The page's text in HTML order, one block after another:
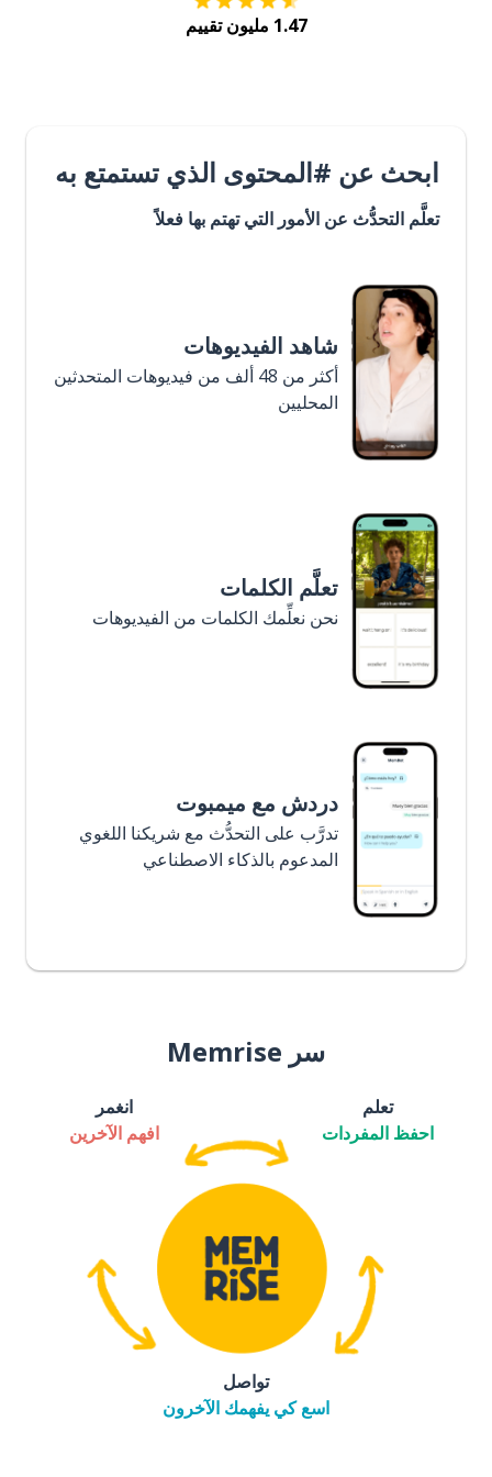
1.47 مليون تقييم
ابحث عن #المحتوى الذي تستمتع به
تعلَّم التحدُّث عن الأمور التي تهتم بها فعلاً
شاهد الفيديوهات
أكثر من 48 ألف من فيديوهات المتحدثين
المحليين
تعلَّم الكلمات
نحن نعلِّمك الكلمات من الفيديوهات
دردش مع ميمبوت
تدرَّب على التحدُّث مع شريكنا اللغوي
المدعوم بالذكاء الاصطناعي
سر Memrise
تعلم
احفظ المفردات
انغمر
افهم الآخرين
تواصل
اسع كي يفهمك الآخرون